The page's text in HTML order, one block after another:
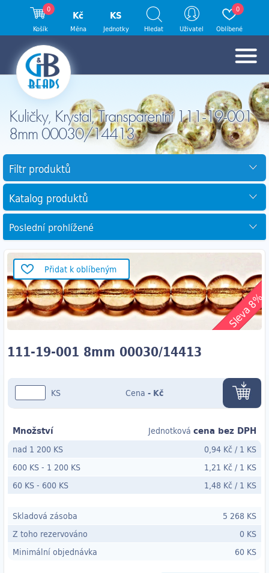
Kuličky, Krystal, Transparentní 111-19-001
8mm 00030/14413
Filtr produktů
Katalog produktů
Poslední prohlížené
Přidat k oblíbeným
Sleva 8%
111-19-001 8mm 00030/14413
KS Cena - Kč
Množství Jednotková cena bez DPH
nad 1 200 KS 0,94 Kč / 1 KS
600 KS- 1 200 KS 1,21 Kč / 1 KS
60 KS- 600 KS 1,48 Kč / 1 KS
Skladová zásoba
5 268 KS
Z toho rezervováno
0 KS
Minimální objednávka
60 KS
0
Košík
Kč
Měna
KS
Jednotky Hledat Uživatel
0
Oblíbené